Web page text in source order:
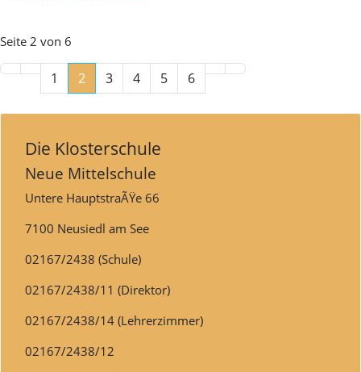
Seite 2 von 6
1 2 3 4 5 6
Die Klosterschule
Neue Mittelschule
Untere HauptstraÃŸe 66
7100 Neusiedl am See
02167/2438 (Schule)
02167/2438/11 (Direktor)
02167/2438/14 (Lehrerzimmer)
02167/2438/12